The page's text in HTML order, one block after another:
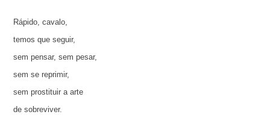
Rápido, cavalo,
temos que seguir,
sem pensar, sem pesar,
sem se reprimir,
sem prostituir a arte
de sobreviver.